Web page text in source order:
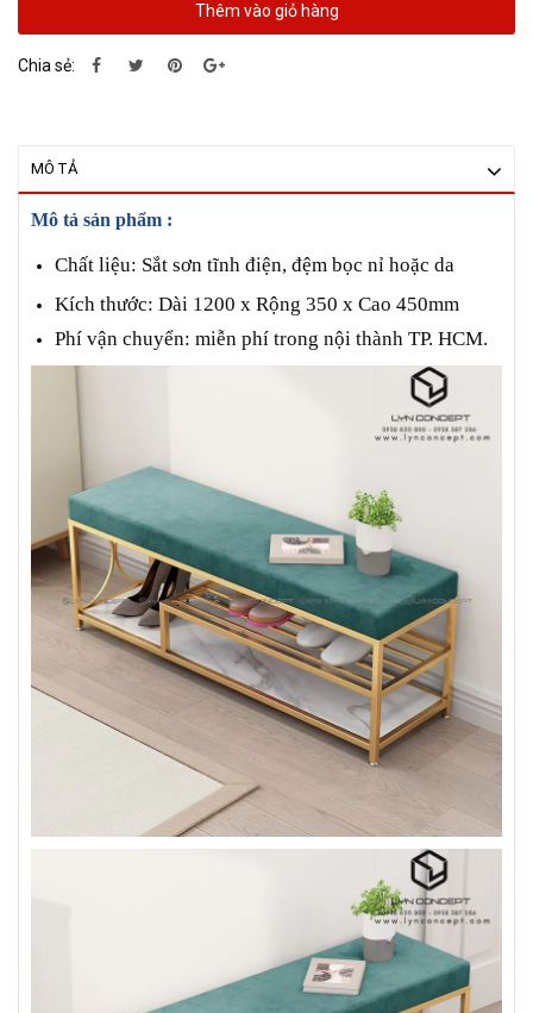
Thêm vào giỏ hàng
Chia sẻ:
MÔ TẢ
Mô tả sản phẩm :
Chất liệu: Sắt sơn tĩnh điện, đệm bọc nỉ hoặc da
Kích thước: Dài 1200 x Rộng 350 x Cao 450mm
Phí vận chuyển: miễn phí trong nội thành TP. HCM.